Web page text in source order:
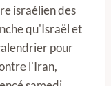
israélien des
qu'Israël et
pour
l'Iran,